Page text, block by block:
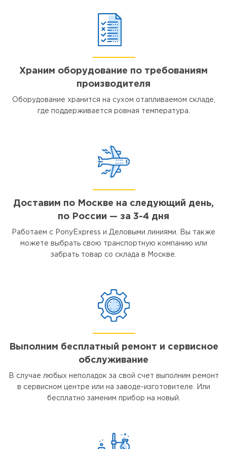
Храним оборудование по требованиям
производителя
Оборудование хранится на сухом отапливаемом складе,
где поддерживается ровная температура.
Доставим по Москве на следующий день,
по России — за 3-4 дня
Работаем с PonyExpress и Деловыми линиями. Вы также
можете выбрать свою транспортную компанию или
забрать товар со склада в Москве.
Выполним бесплатный ремонт и сервисное
обслуживание
В случае любых неполадок за свой счет выполним ремонт
в сервисном центре или на заводе-изготовителе. Или
бесплатно заменим прибор на новый.